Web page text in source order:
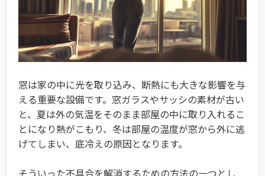
窓は家の中に光を取り込み、断熱にも大きな影響を与
える重要な設備です。窓ガラスやサッシの素材が古い
と、夏は外の気温をそのまま部屋の中に取り入れるこ
とになり熱がこもり、冬は部屋の温度が窓から外に逃
げてしまい、底冷えの原因となります。
そういった不具合を解消するための方法の一つとし